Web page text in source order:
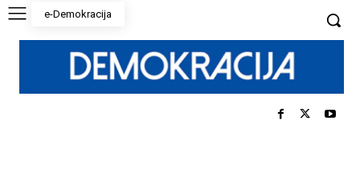
e-Demokracija